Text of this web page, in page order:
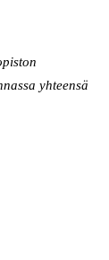
yhteensä